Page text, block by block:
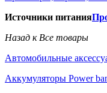
Источники питания
Назад к Все товары
Автомобильные
Аккумуляторы Power